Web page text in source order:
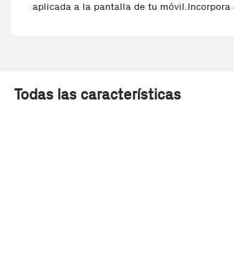
aplicada a la pantalla de tu
Todas las características